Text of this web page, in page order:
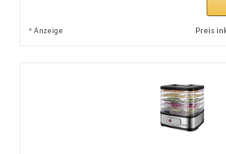
* Anzeige Preis